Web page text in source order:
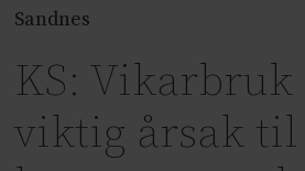
Sandnes
KS: Vikarbruk
viktig årsak til